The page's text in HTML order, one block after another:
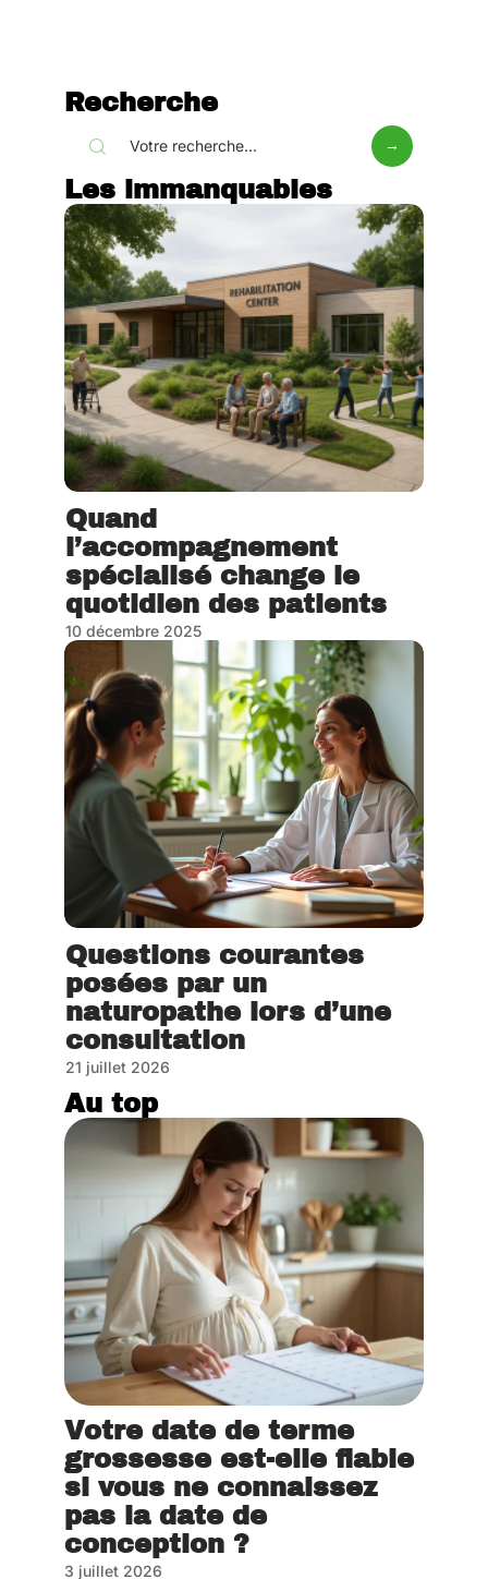
Recherche
Les immanquables
Quand
l’accompagnement
spécialisé change le
quotidien des patients
10 décembre 2025
Questions courantes
posées par un
naturopathe lors d’une
consultation
21 juillet 2026
Au top
Votre date de terme
grossesse est-elle fiable
si vous ne connaissez
pas la date de
conception ?
3 juillet 2026